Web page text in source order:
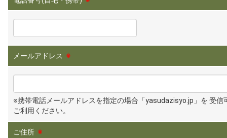
メールアドレス ※
※携帯電話メールアドレスを指定の場合「yasudazisyo.jp」を 受信
ご利用ください。
ご住所 ※